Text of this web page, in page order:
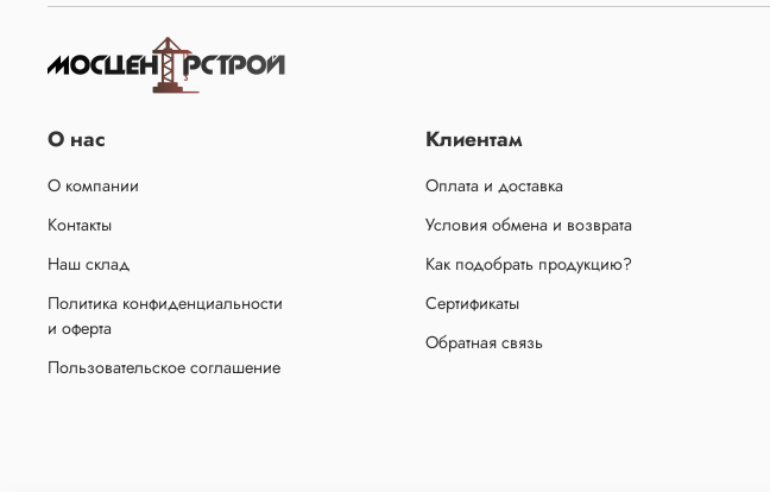
О нас
О компании
Контакты
Наш склад
Политика конфиденциальности
и оферта
Пользовательское соглашение
Клиентам
Оплата и доставка
Условия обмена и возврата
Как подобрать продукцию?
Сертификаты
Обратная связь